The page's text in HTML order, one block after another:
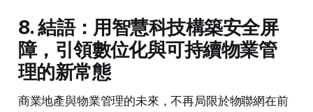
8. 結語：用智慧科技構築安全屏
障，引領數位化與可持續物業管
理的新常態
商業地產與物業管理的未來，不再局限於物聯網在前